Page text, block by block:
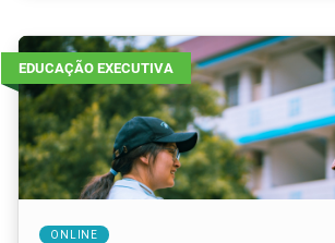
EDUCAÇÃO EXECUTIVA
ONLINE